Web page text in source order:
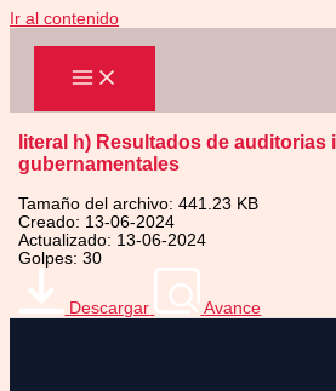
Ir al contenido
literal h) Resultados de auditorias
gubernamentales
Tamaño del archivo: 441.23 KB
Creado: 13-06-2024
Actualizado: 13-06-2024
Golpes: 30
Descargar Avance